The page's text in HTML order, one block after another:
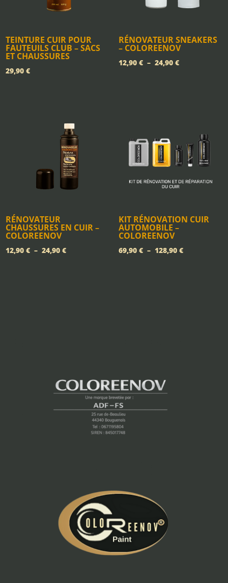
TEINTURE CUIR POUR
FAUTEUILS CLUB – SACS
ET CHAUSSURES
29,90€
RÉNOVATEUR SNEAKERS
– COLOREENOV
12,90 € – 24,90 €Plage
RÉNOVATEUR
CHAUSSURES EN CUIR –
COLOREENOV
12,90€ – 24,90€Plage
KIT RÉNOVATION CUIR
AUTOMOBILE –
COLOREENOV
69,90 € – 128,90 €Plage